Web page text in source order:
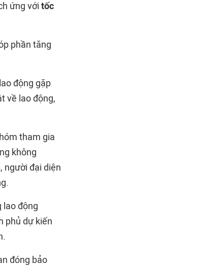
ứng với tốc
phần tăng
động gặp
về lao động,
tham gia
không
người đại diện
lao động
phủ dự kiến
đóng bảo